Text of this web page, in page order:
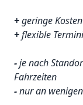
+geringe Kosten
+flexible
-je nach
Fahrzeiten
-nur an